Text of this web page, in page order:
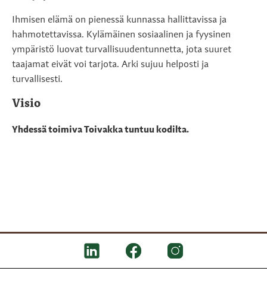
Ihmisen elämä on pienessä kunnassa hallittavissa ja
hahmotettavissa. Kylämäinen sosiaalinen ja fyysinen
ympäristö luovat turvallisuudentunnetta, jota suuret
taajamat eivät voi tarjota. Arki sujuu helposti ja
turvallisesti.
Visio
Yhdessä toimiva Toivakka tuntuu kodilta.